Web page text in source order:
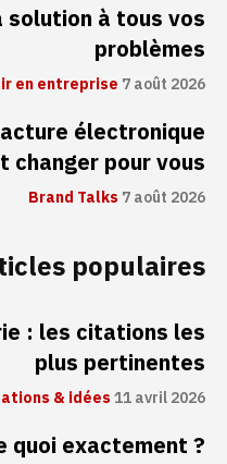
à tous vos
problèmes
en entreprise 7 août 2026
électronique
changer pour vous
Brand Talks7 août 2026
populaires
: les citations les
plus pertinentes
& idées11 avril 2026
quoi exactement ?